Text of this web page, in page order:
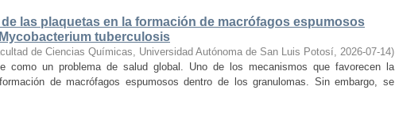
las plaquetas en la formación de macrófagos espumosos
tuberculosis
de Ciencias Químicas, Universidad Autónoma de San Luis Potosí, 2026-07-14)
como un problema de salud global. Uno de los mecanismos que favorecen la
de macrófagos espumosos dentro de los granulomas. Sin embargo, se